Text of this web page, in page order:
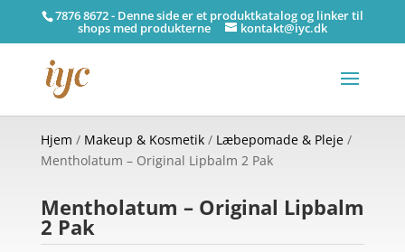
7876 8672 - Denne side er et produktkatalog og linker til
shops med produkterne kontakt@iyc.dk
Hjem / Makeup & Kosmetik/ Læbepomade & Pleje/
Mentholatum – Original Lipbalm 2 Pak
Mentholatum – Original Lipbalm
2 Pak